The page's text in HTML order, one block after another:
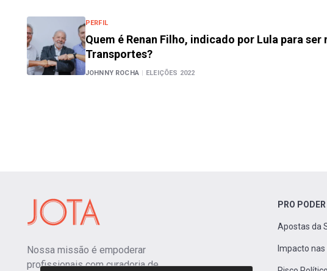
PERFIL
Quem é Renan Filho, indicado por Lula para
Transportes?
JOHNNY ROCHA | ELEIÇÕES 2022
Nossa missão é empoderar
profissionais com curadoria de
PRO PODER
Apostas da
Impacto